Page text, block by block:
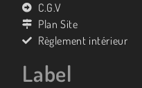
C.G.V
Plan Site
Règlement intérieur
Label